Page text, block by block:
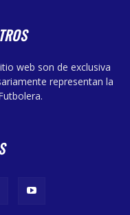
web son de exclusiva
representan la